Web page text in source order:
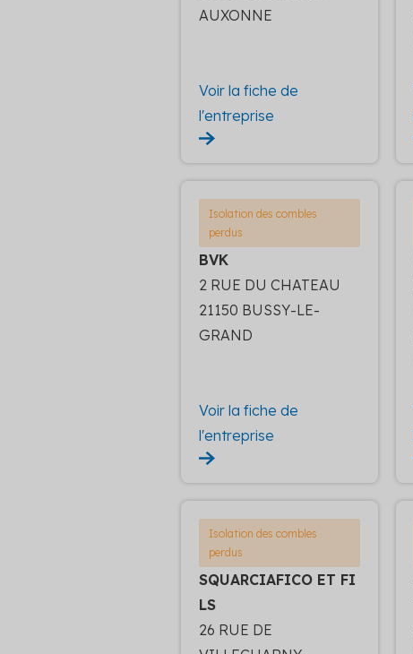
AUXONNE
Voir la fiche de
l'entreprise
Isolation des combles
perdus
BVK
2 RUE DU CHATEAU
21150 BUSSY-LE-
GRAND
Voir la fiche de
l'entreprise
Isolation des combles
perdus
SQUARCIAFICO ET FI
LS
26 RUE DE